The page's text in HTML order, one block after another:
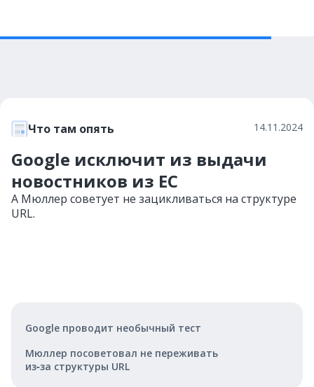
Что там опять 14.11.2024
Google исключит из выдачи
новостников из ЕС
А Мюллер советует не зацикливаться на структуре
URL.
Google проводит необычный тест
Мюллер посоветовал не переживать
из‑за структуры URL